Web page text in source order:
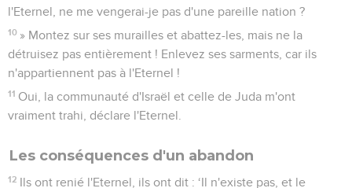
l'Eternel, ne me vengerai-je pas d'une pareille nation ?
10 » Montez sur ses murailles et abattez-les, mais ne la
détruisez pas entièrement ! Enlevez ses sarments, car ils
n'appartiennent pas à l'Eternel !
11 Oui, la communauté d'Israël et celle de Juda m'ont
vraiment trahi, déclare l'Eternel.
Les conséquences d'un abandon
12 Ils ont renié l'Eternel, ils ont dit : ‘Il n'existe pas, et le